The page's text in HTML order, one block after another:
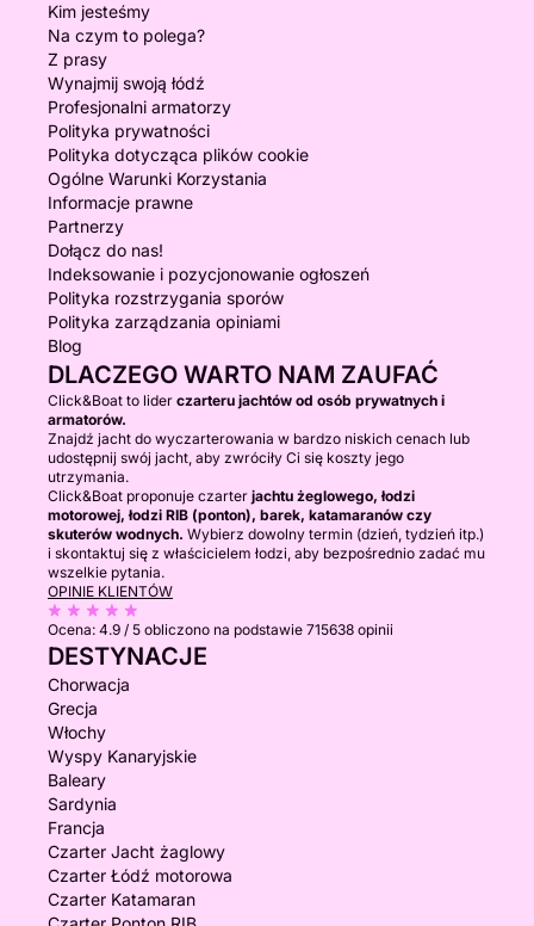
Kim jesteśmy
Na czym to polega?
Z prasy
Wynajmij swoją łódź
Profesjonalni armatorzy
Polityka prywatności
Polityka dotycząca plików cookie
Ogólne Warunki Korzystania
Informacje prawne
Partnerzy
Dołącz do nas!
Indeksowanie i pozycjonowanie ogłoszeń
Polityka rozstrzygania sporów
Polityka zarządzania opiniami
Blog
DLACZEGO WARTO NAM ZAUFAĆ
Click&Boat to lider czarteru jachtów od osób prywatnych i
armatorów.
Znajdź jacht do wyczarterowania w bardzo niskich cenach lub
udostępnij swój jacht, aby zwróciły Ci się koszty jego
utrzymania.
Click&Boat proponuje czarter jachtu żeglowego, łodzi
motorowej, łodzi RIB (ponton), barek, katamaranów czy
skuterów wodnych. Wybierz dowolny termin (dzień, tydzień itp.)
i skontaktuj się z właścicielem łodzi, aby bezpośrednio zadać mu
wszelkie pytania.
OPINIE KLIENTÓW
Ocena: 4.9 / 5 obliczono na podstawie 715638 opinii
DESTYNACJE
Chorwacja
Grecja
Włochy
Wyspy Kanaryjskie
Baleary
Sardynia
Francja
Czarter Jacht żaglowy
Czarter Łódź motorowa
Czarter Katamaran